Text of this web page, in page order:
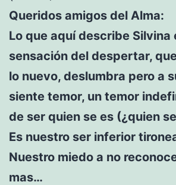
Queridos amigos del Alma:
Lo que aquí describe Silvina
sensación del despertar,
lo nuevo, deslumbra pero a
siente temor, un temor
de ser quien se es (¿quien
Es nuestro ser inferior
Nuestro miedo a no
mas…